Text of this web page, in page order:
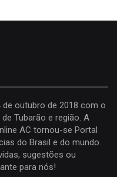
outubro de 2018 com o
Tubarão e região. A
AC tornou-se Portal
do Brasil e do mundo.
sugestões ou
para nós!